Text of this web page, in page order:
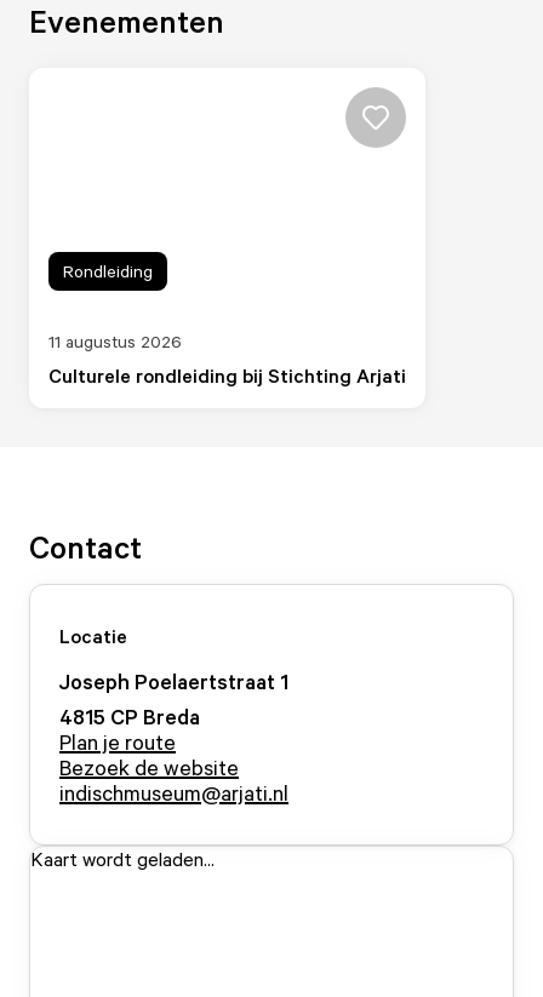
Evenementen
Culturele rondleiding bij Stichting Arjati
11 augustus 2026
Rondleiding
Contact
Locatie
Joseph Poelaertstraat 1
4815 CP Breda
Plan je route
Bezoek de website
indischmuseum@arjati.nl
Kaart wordt geladen...